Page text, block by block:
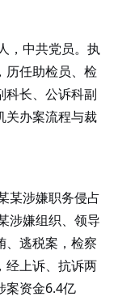
，中共党员。执
历任助检员、检
科长、公诉科副
关办案流程与裁
某涉嫌职务侵占
涉嫌组织、领导
、逃税案，检察
经上诉、抗诉两
案资金6.4亿